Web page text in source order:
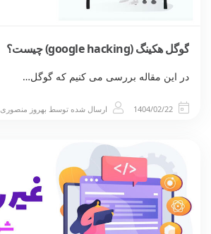
گوگل هکینگ (google hacking) چیست؟
در این مقاله بررسی می کنیم که گوگل…
1404/02/22 ارسال شده توسط بهروز منصوری